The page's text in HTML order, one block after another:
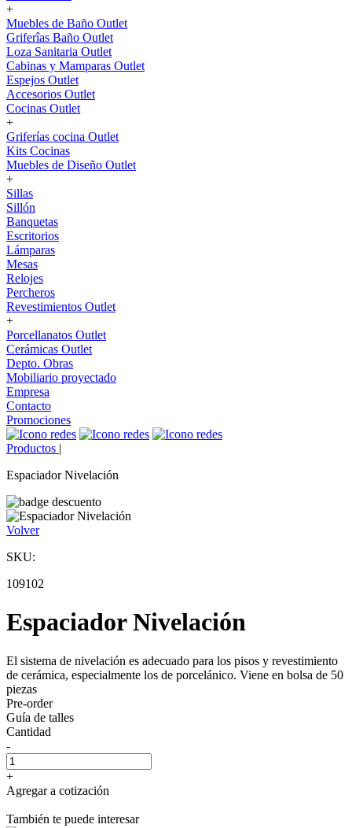
+
Muebles de Baño Outlet
Griferîas Baño Outlet
Loza Sanitaria Outlet
Cabinas y Mamparas Outlet
Espejos Outlet
Accesorios Outlet
Cocinas Outlet
+
Griferías cocina Outlet
Kits Cocinas
Muebles de Diseño Outlet
+
Sillas
Sillón
Banquetas
Escritorios
Lámparas
Mesas
Relojes
Percheros
Revestimientos Outlet
+
Porcellanatos Outlet
Cerámicas Outlet
Depto. Obras
Mobiliario proyectado
Empresa
Contacto
Promociones
Productos |
Espaciador Nivelación
Volver
SKU:
109102
Espaciador Nivelación
El sistema de nivelación es adecuado para los pisos y revestimiento
de cerámica, especialmente los de porcelánico. Viene en bolsa de 50
piezas
Pre-order
Guía de talles
Cantidad
-
+
Agregar a cotización
También te puede interesar